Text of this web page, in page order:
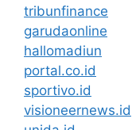
tribunfinance
garudaonline
hallomadiun
portal.co.id
sportivo.id
visioneernews.id